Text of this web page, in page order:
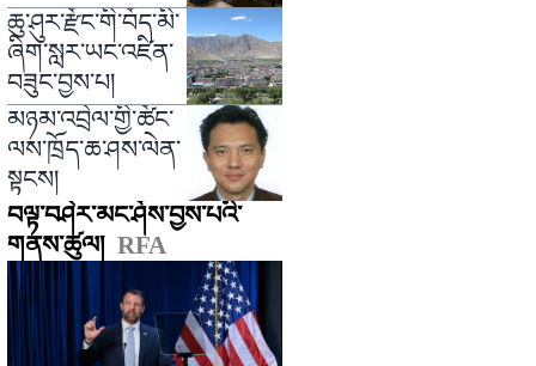
ཆུ་ཤུར་རྫོང་གི་བོད་མི་
ཞིག་སླར་ཡང་འཛིན་
བཟུང་བྱས་པ།
མཉམ་འབྲེལ་གྱི་ཚོང་
ལས་ཁྲོད་ཆ་ཤས་ལེན་
སྟངས།
བལྟ་བཤེར་མང་ཤོས་བྱས་པའི་
གནས་ཚུལ། RFA